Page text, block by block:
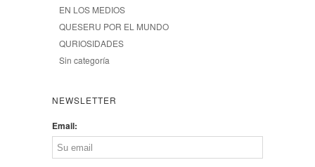
EN LOS MEDIOS
QUESERU POR EL MUNDO
QURIOSIDADES
Sin categoría
NEWSLETTER
Email: